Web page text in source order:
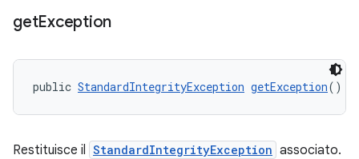
getException
public StandardIntegrityException getException()
Restituisce il StandardIntegrityException associato.